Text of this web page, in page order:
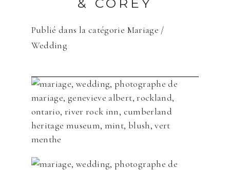
Publié dans la catégorie Mariage /
Wedding